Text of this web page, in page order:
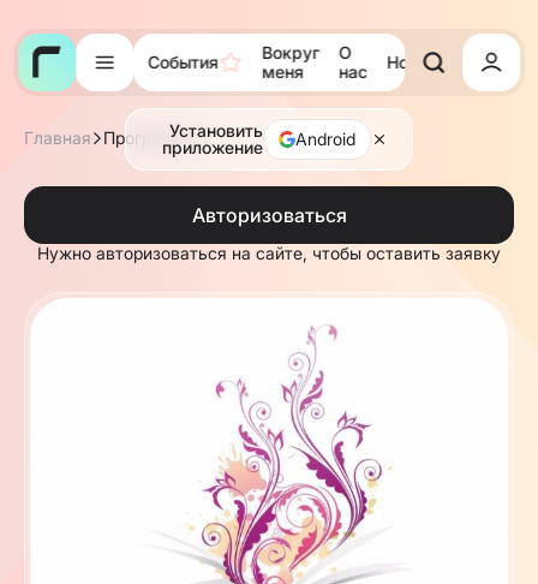
События
Вокруг
меня
О
нас
Новости Тора
Установить
приложение
Android
Главная Программы
Авторизоваться
Нужно авторизоваться на сайте, чтобы оставить заявку